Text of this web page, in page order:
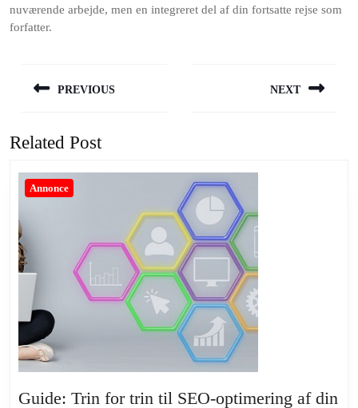
nuværende arbejde, men en integreret del af din fortsatte rejse som
forfatter.
PREVIOUS
post:
NEXT
Related Post
Annonce
Guide: Trin for trin til SEO-optimering af din